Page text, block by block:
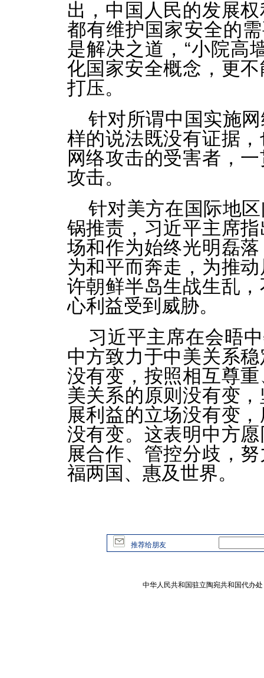
出，中国人民的发展
都有维护国家安全的
是解决之道，“小院高
化国家安全概念，更
打压。
针对所谓中国实施
样的说法既没有证据
网络攻击的受害者，
攻击。
针对美方在国际地
锅推责，习近平主席
场和作为始终光明磊
为和平而奔走，为推
许朝鲜半岛生战生乱
心利益受到威胁。
习近平主席在会晤
中方致力于中美关系
没有变，按照相互尊
美关系的原则没有变
展利益的立场没有变
没有变。这表明中方
展合作、管控分歧，
福两国、惠及世界。
推荐给朋友
中华人民共和国驻立陶宛共和国代办处